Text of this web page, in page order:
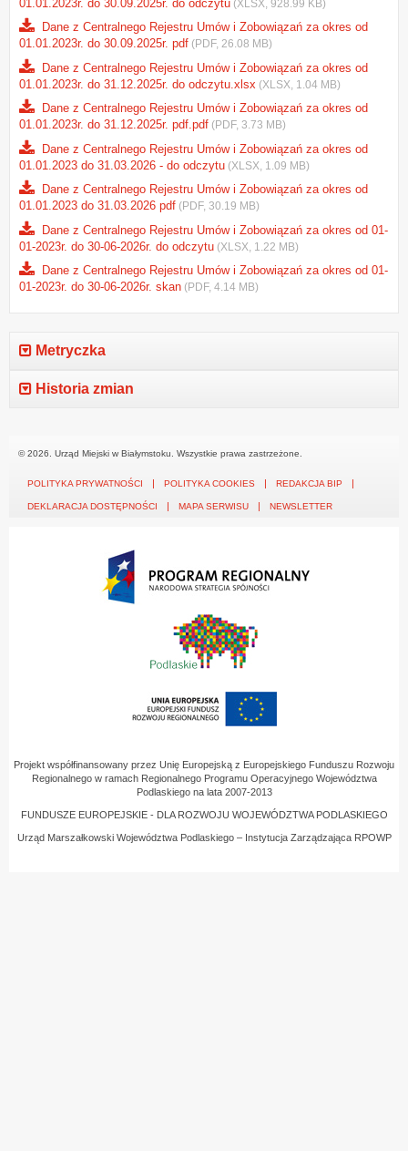
01.01.2023r. do 30.09.2025r. do odczytu (XLSX, 928.99 KB)
Dane z Centralnego Rejestru Umów i Zobowiązań za okres od
01.01.2023r. do 30.09.2025r. pdf (PDF, 26.08 MB)
Dane z Centralnego Rejestru Umów i Zobowiązań za okres od
01.01.2023r. do 31.12.2025r. do odczytu.xlsx (XLSX, 1.04 MB)
Dane z Centralnego Rejestru Umów i Zobowiązań za okres od
01.01.2023r. do 31.12.2025r. pdf.pdf (PDF, 3.73 MB)
Dane z Centralnego Rejestru Umów i Zobowiązań za okres od
01.01.2023 do 31.03.2026 - do odczytu (XLSX, 1.09 MB)
Dane z Centralnego Rejestru Umów i Zobowiązań za okres od
01.01.2023 do 31.03.2026 pdf (PDF, 30.19 MB)
Dane z Centralnego Rejestru Umów i Zobowiązań za okres od 01-
01-2023r. do 30-06-2026r. do odczytu (XLSX, 1.22 MB)
Dane z Centralnego Rejestru Umów i Zobowiązań za okres od 01-
01-2023r. do 30-06-2026r. skan (PDF, 4.14 MB)
Metryczka
Historia zmian
© 2026. Urząd Miejski w Białymstoku. Wszystkie prawa zastrzeżone.
POLITYKA PRYWATNOŚCI POLITYKA COOKIES REDAKCJA BIP
DEKLARACJA DOSTĘPNOŚCI MAPA SERWISU NEWSLETTER
Projekt współfinansowany przez Unię Europejską z Europejskiego Funduszu Rozwoju
Regionalnego w ramach Regionalnego Programu Operacyjnego Województwa
Podlaskiego na lata 2007-2013
FUNDUSZE EUROPEJSKIE - DLA ROZWOJU WOJEWÓDZTWA PODLASKIEGO
Urząd Marszałkowski Województwa Podlaskiego – Instytucja Zarządzająca RPOWP